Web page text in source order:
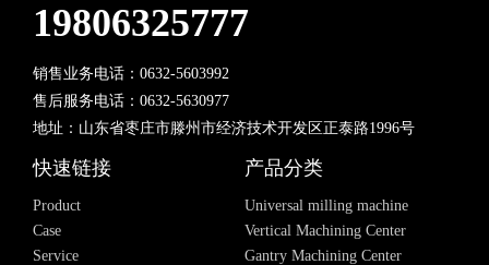
19806325777
销售业务电话：0632-5603992
售后服务电话：0632-5630977
地址：山东省枣庄市滕州市经济技术开发区正泰路1996号
快速链接
Product
Case
Service
产品分类
Universal milling machine
Vertical Machining Center
Gantry Machining Center